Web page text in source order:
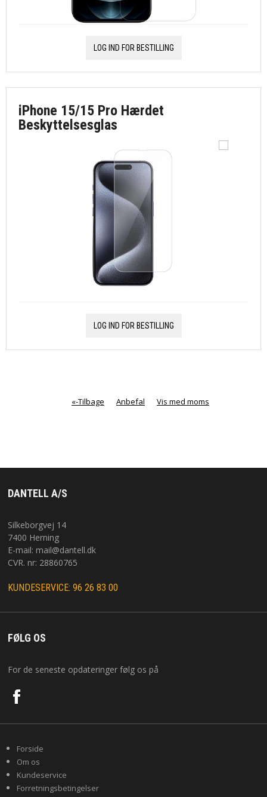
LOG IND FOR BESTILLING
iPhone 15/15 Pro Hærdet
Beskyttelsesglas
LOG IND FOR BESTILLING
«-Tilbage Anbefal Vis med moms
DANTELL A/S
Silkeborgvej 14
7400 Herning
E-mail: mail@dantell.dk
CVR. nr: 28860765
KUNDESERVICE: 96 26 83 00
FØLG OS
For de seneste opdateringer følg os på
Forside
Om os
Kundeservice
Forretningsbetingelser